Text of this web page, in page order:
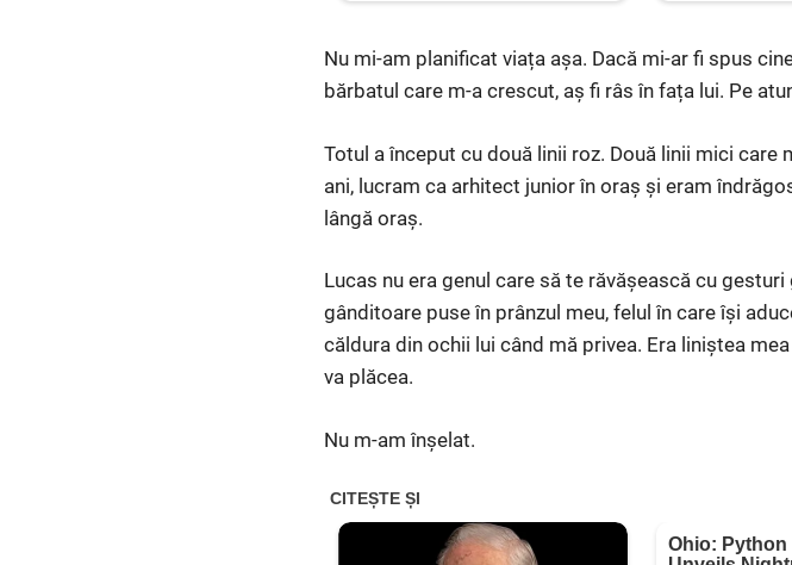
Nu mi-am planificat viața așa. Dacă mi-ar fi spus
bărbatul care m-a crescut, aș fi râs în fața lui. Pe
Totul a început cu două linii roz. Două linii mici
ani, lucram ca arhitect junior în oraș și eram
lângă oraș.
Lucas nu era genul care să te răvășească cu
gânditoare puse în prânzul meu, felul în care își
căldura din ochii lui când mă privea. Era liniștea
va plăcea.
Nu m-am înșelat.